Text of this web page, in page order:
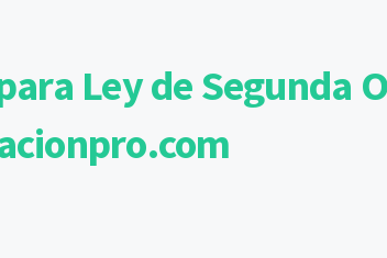
Ley de Segunda